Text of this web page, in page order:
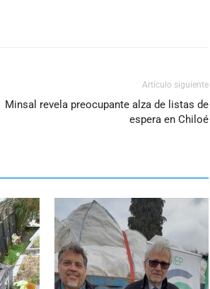
Artículo siguiente
Minsal revela preocupante alza de listas de
espera en Chiloé